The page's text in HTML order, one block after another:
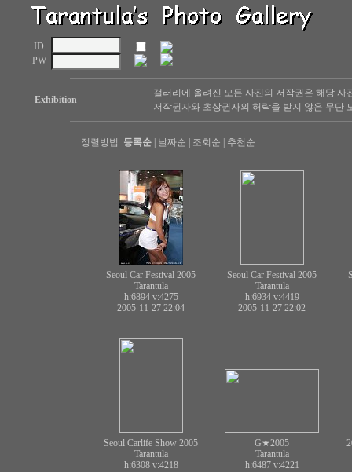
ID
PW
Exhibition
갤러리에 올려진 모든 사진의 저작권은 해당
저작권자와 초상권자의 허락을 받지 않은 무단
정렬방법: 등록순 날짜순 조회순 추천순
Seoul Car Festival 2005
Tarantula
h:6894 v:4275
2005-11-27 22:04
Seoul Car Festival 2005
Tarantula
h:6934 v:4419
2005-11-27 22:02
Seoul Carlife Show 2005
Tarantula
h:6308 v:4218
G★2005
Tarantula
h:6487 v:4221